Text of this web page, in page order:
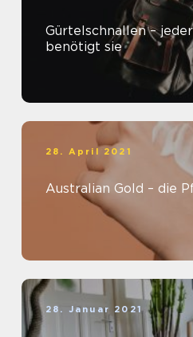
Gürtelschnallen –
benötigt sie
28. April 2021
Australian Gold – die
28. Januar 2021